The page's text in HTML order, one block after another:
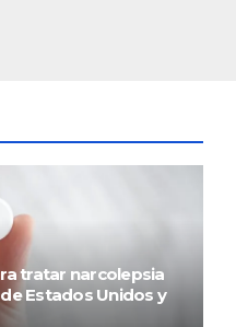
tratar narcolepsia
Estados Unidos y